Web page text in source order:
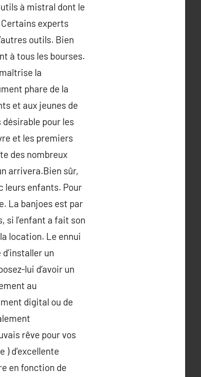
à mistral dont le
Certains experts
outils. Bien
à tous les bourses.
la
phare de la
et aux jeunes de
désirable pour les
et les premiers
des nombreux
arrivera.Bien sûr,
leurs enfants. Pour
La banjoes est par
si l’enfant a fait son
location. Le ennui
un
lui d’avoir un
au
digital ou de
rêve pour vos
d’excellente
en fonction de